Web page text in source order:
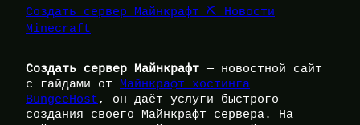
Создать сервер Майнкрафт ⛏️ Новости
Minecraft
Создать сервер Майнкрафт — новостной сайт
с гайдами от
Майнкрафт хостинга
BungeeHost, он даёт услуги быстрого
создания своего Майнкрафт сервера. На